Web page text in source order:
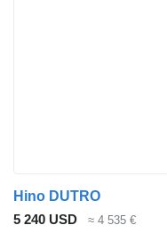
Hino DUTRO
5 240 USD
≈ 4 535 €